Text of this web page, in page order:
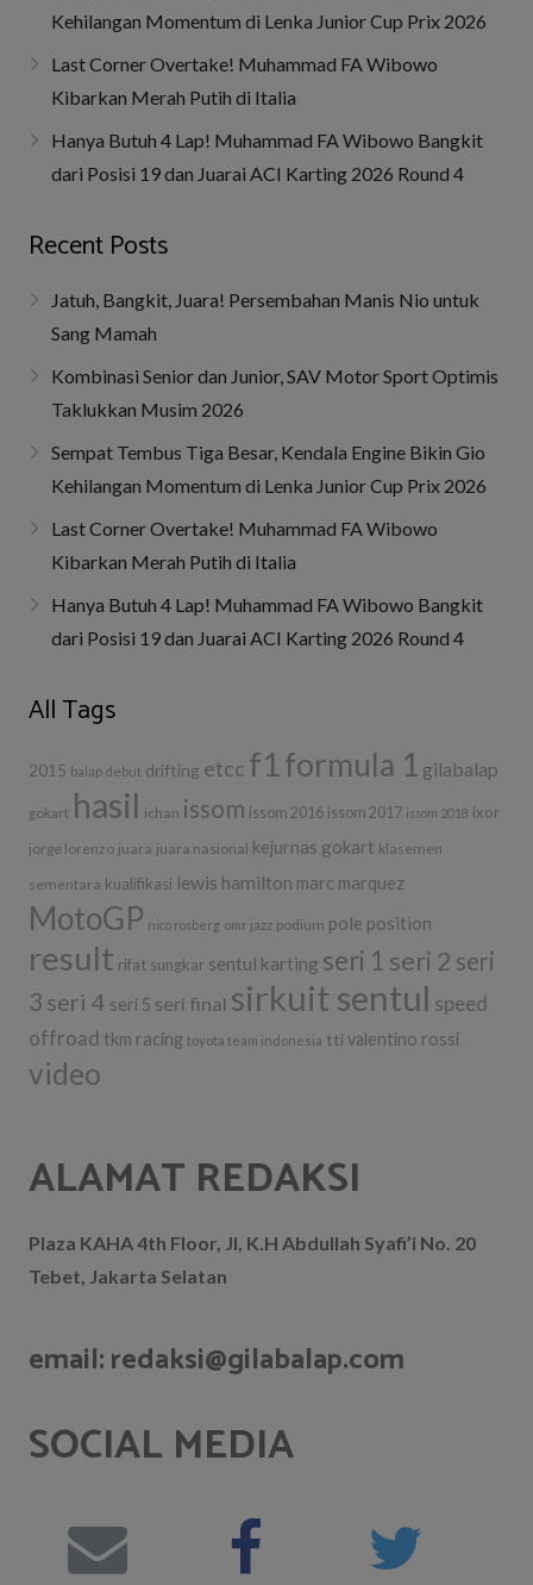
Kehilangan Momentum di Lenka Junior Cup Prix 2026
Last Corner Overtake! Muhammad FA Wibowo
Kibarkan Merah Putih di Italia
Hanya Butuh 4 Lap! Muhammad FA Wibowo Bangkit
dari Posisi 19 dan Juarai ACI Karting 2026 Round 4
Recent Posts
Jatuh, Bangkit, Juara! Persembahan Manis Nio untuk
Sang Mamah
Kombinasi Senior dan Junior, SAV Motor Sport Optimis
Taklukkan Musim 2026
Sempat Tembus Tiga Besar, Kendala Engine Bikin Gio
Kehilangan Momentum di Lenka Junior Cup Prix 2026
Last Corner Overtake! Muhammad FA Wibowo
Kibarkan Merah Putih di Italia
Hanya Butuh 4 Lap! Muhammad FA Wibowo Bangkit
dari Posisi 19 dan Juarai ACI Karting 2026 Round 4
All Tags
2015 balap debut drifting etcc f1formula 1 gilabalap
gokart hasil ichan issom issom 2016 issom 2017 issom 2018 ixor
jorge lorenzo juara juara nasional kejurnas gokart klasemen
sementara kualifikasi lewis hamilton marc marquez
MotoGP nico rosberg omr jazz podium pole position
result rifat sungkar sentul karting seri 1 seri 2 seri
3 seri 4 seri 5 seri final sirkuit sentul speed
offroad tkm racing toyota team indonesia tti valentino rossi
video
ALAMAT REDAKSI
Plaza KAHA 4th Floor, Jl, K.H Abdullah Syafi’i No. 20
Tebet, Jakarta Selatan
email: redaksi@gilabalap.com
SOCIAL MEDIA